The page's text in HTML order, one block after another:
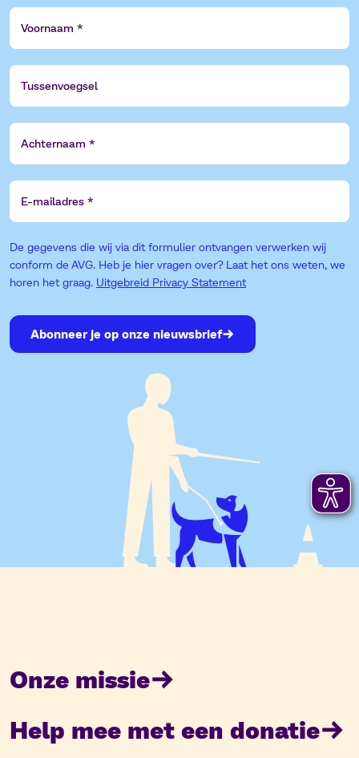
Voornaam
Tussenvoegsel
Achternaam
E-
mailadres
De gegevens die wij via dit formulier ontvangen verwerken wij
conform de AVG. Heb je hier vragen over? Laat het ons weten, we
horen het graag. Uitgebreid Privacy Statement
Abonneer je op onze nieuwsbrief
Onze missie
Help mee met een donatie